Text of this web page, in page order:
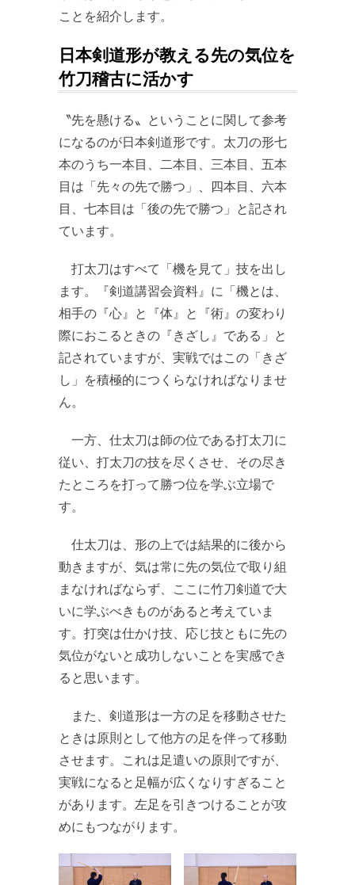
ことを紹介します。
日本剣道形が教える先の気位を
竹刀稽古に活かす
〝先を懸ける〟ということに関して参考
になるのが日本剣道形です。太刀の形七
本のうち一本目、二本目、三本目、五本
目は「先々の先で勝つ」、四本目、六本
目、七本目は「後の先で勝つ」と記され
ています。
打太刀はすべて「機を見て」技を出し
ます。『剣道講習会資料』に「機とは、
相手の『心』と『体』と『術』の変わり
際におこるときの『きざし』である」と
記されていますが、実戦ではこの「きざ
し」を積極的につくらなければなりませ
ん。
一方、仕太刀は師の位である打太刀に
従い、打太刀の技を尽くさせ、その尽き
たところを打って勝つ位を学ぶ立場で
す。
仕太刀は、形の上では結果的に後から
動きますが、気は常に先の気位で取り組
まなければならず、ここに竹刀剣道で大
いに学ぶべきものがあると考えていま
す。打突は仕かけ技、応じ技ともに先の
気位がないと成功しないことを実感でき
ると思います。
また、剣道形は一方の足を移動させた
ときは原則として他方の足を伴って移動
させます。これは足遣いの原則ですが、
実戦になると足幅が広くなりすぎること
があります。左足を引きつけることが攻
めにもつながります。